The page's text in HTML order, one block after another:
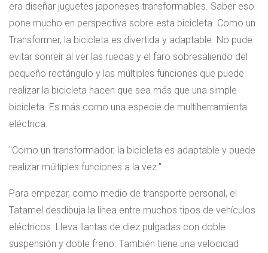
era diseñar juguetes japoneses transformables. Saber eso
pone mucho en perspectiva sobre esta bicicleta. Como un
Transformer, la bicicleta es divertida y adaptable. No pude
evitar sonreír al ver las ruedas y el faro sobresaliendo del
pequeño rectángulo y las múltiples funciones que puede
realizar la bicicleta hacen que sea más que una simple
bicicleta. Es más como una especie de multiherramienta
eléctrica.
Como un transformador, la bicicleta es adaptable y puede
realizar múltiples funciones a la vez.
Para empezar, como medio de transporte personal, el
Tatamel desdibuja la línea entre muchos tipos de vehículos
eléctricos. Lleva llantas de diez pulgadas con doble
suspensión y doble freno. También tiene una velocidad